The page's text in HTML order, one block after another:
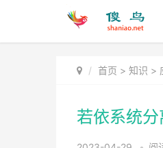
首页 > 知识 >
若依系统